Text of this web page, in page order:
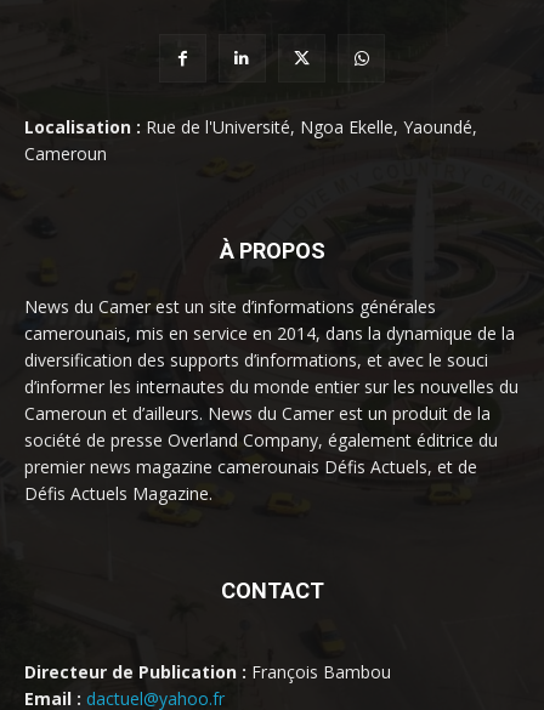
Localisation : Rue de l'Université, Ngoa Ekelle, Yaoundé,
Cameroun
À PROPOS
News du Camer est un site d’informations générales
camerounais, mis en service en 2014, dans la dynamique de la
diversification des supports d’informations, et avec le souci
d’informer les internautes du monde entier sur les nouvelles du
Cameroun et d’ailleurs. News du Camer est un produit de la
société de presse Overland Company, également éditrice du
premier news magazine camerounais Défis Actuels, et de
Défis Actuels Magazine.
CONTACT
Directeur de Publication : François Bambou
Email : dactuel@yahoo.fr